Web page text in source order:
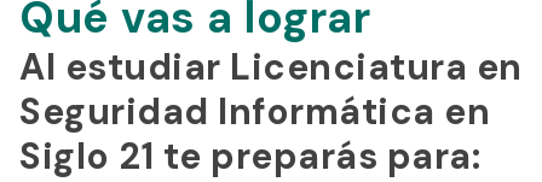
Qué vas a lograr
Al estudiar Licenciatura en
Seguridad Informática en
Siglo 21 te preparás para: